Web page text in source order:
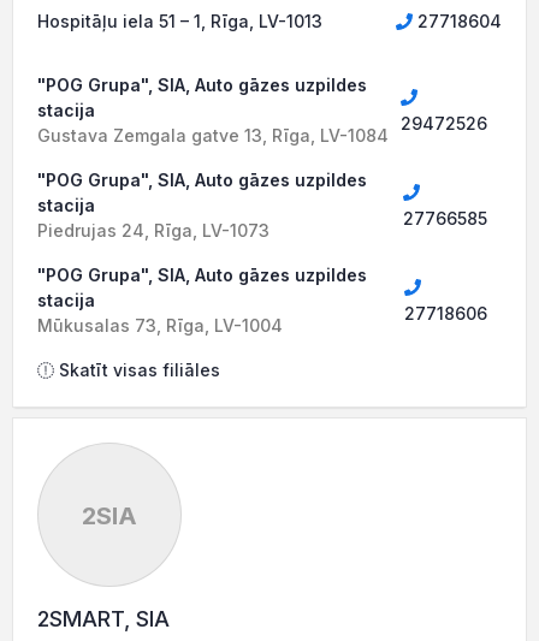
Hospitāļu iela 51 – 1, Rīga, LV-1013 27718604
"POG Grupa", SIA, Auto gāzes uzpildes
stacija
Gustava Zemgala gatve 13, Rīga, LV-1084
29472526
"POG Grupa", SIA, Auto gāzes uzpildes
stacija
Piedrujas 24, Rīga, LV-1073
27766585
"POG Grupa", SIA, Auto gāzes uzpildes
stacija
Mūkusalas 73, Rīga, LV-1004
27718606
Skatīt visas filiāles
2SIA
2SMART, SIA